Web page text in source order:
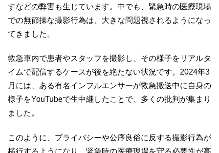
すなどの弊害も生じています。中でも、緊急時の医療現場
での無節操な撮影行為は、大きな問題視されるようになっ
てきました。
救急車内で患者やスタッフを撮影し、その様子をリアルタ
イムで配信するケースが後を絶たない状況です。2024年3
月には、ある有名インフルエンサーが救急搬送中に自身の
様子をYouTubeで生中継したことで、多くの批判が集まり
ました。
このように、プライバシーや公序良俗に反する撮影行為が
横行するようになり、緊急時の医療現場を守る必要性が高